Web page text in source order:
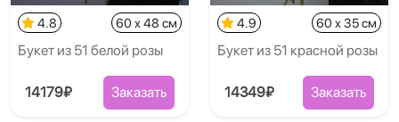
4.8 60 x 48 см
Букет из 51 белой розы
14179₽ Заказать
4.9 60 x 35 см
Букет из 51 красной розы
14349₽ Заказать